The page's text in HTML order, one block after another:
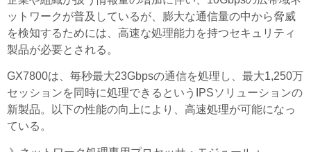
ットワークが普及しているが、膨大な通信量の中から脅威
を検知するためには、高速な処理能力を持つセキュリティ
製品が必要とされる。
GX7800は、毎秒最大23Gbpsの通信を処理し、最大1,250万
セッションを同時に処理できるというIPSソリューションの
新製品。以下の性能の向上により、高速処理が可能になっ
ている。